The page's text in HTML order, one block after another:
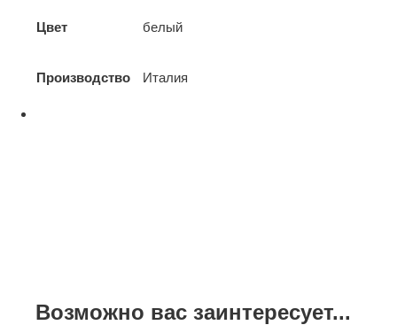
Цвет белый
Производство Италия
Возможно вас заинтересует...